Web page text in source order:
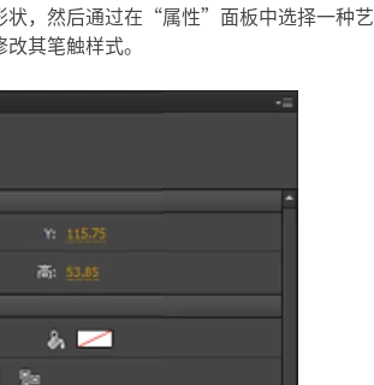
状，然后通过在“属性”面板中选择一种艺
其笔触样式。